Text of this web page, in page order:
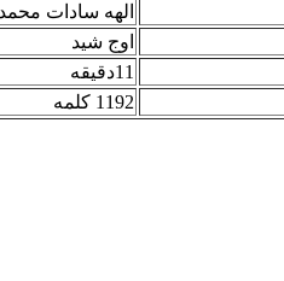
الهه سادات
اوج شید
11دقیقه
1192 کلمه